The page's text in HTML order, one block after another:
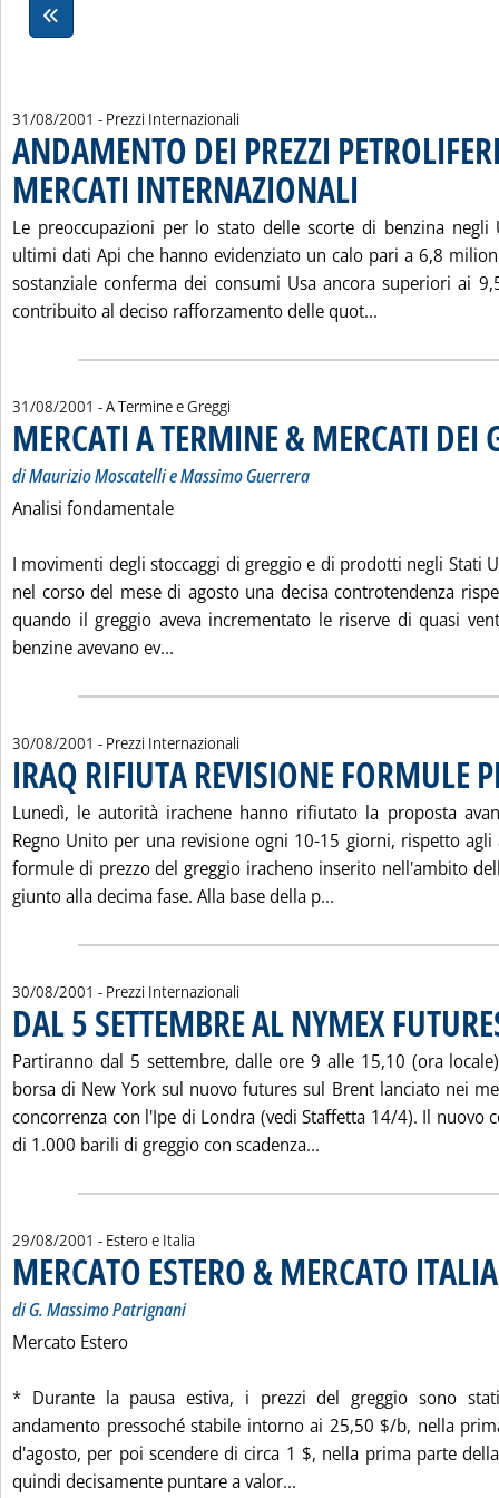
31/08/2001 - Prezzi Internazionali
ANDAMENTO DEI PREZZI
MERCATI INTERNAZIONALI
Le preoccupazioni per lo stato delle scorte di benzina negli
ultimi dati Api che hanno evidenziato un calo pari a 6,8
sostanziale conferma dei consumi Usa ancora superiori ai
contribuito al deciso rafforzamento delle quot...
31/08/2001 - A Termine e Greggi
MERCATI A TERMINE & MERCATI DEI
di Maurizio Moscatelli e Massimo Guerrera
Analisi fondamentale
I movimenti degli stoccaggi di greggio e di prodotti negli Stati
nel corso del mese di agosto una decisa controtendenza
quando il greggio aveva incrementato le riserve di quasi
benzine avevano ev...
30/08/2001 - Prezzi Internazionali
IRAQ RIFIUTA REVISIONE FORMULE
Lunedì, le autorità irachene hanno rifiutato la proposta
Regno Unito per una revisione ogni 10-15 giorni, rispetto
formule di prezzo del greggio iracheno inserito nell'ambito
giunto alla decima fase. Alla base della p...
30/08/2001 - Prezzi Internazionali
DAL 5 SETTEMBRE AL NYMEX
Partiranno dal 5 settembre, dalle ore 9 alle 15,10 (ora
borsa di New York sul nuovo futures sul Brent lanciato nei
concorrenza con l'Ipe di Londra (vedi Staffetta 14/4). Il nuovo
di 1.000 barili di greggio con scadenza...
29/08/2001 - Estero e Italia
MERCATO ESTERO & MERCATO ITALIA
di G. Massimo Patrignani
Mercato Estero
* Durante la pausa estiva, i prezzi del greggio sono
andamento pressoché stabile intorno ai 25,50 $/b, nella
d'agosto, per poi scendere di circa 1 $, nella prima parte
quindi decisamente puntare a valor...